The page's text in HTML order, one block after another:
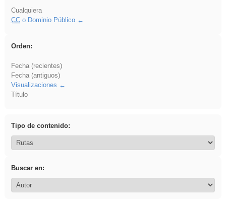
Cualquiera
CCo Dominio Público
Orden:
Fecha (recientes)
Fecha (antiguos)
Visualizaciones
Título
Tipo de contenido:
Buscar en: